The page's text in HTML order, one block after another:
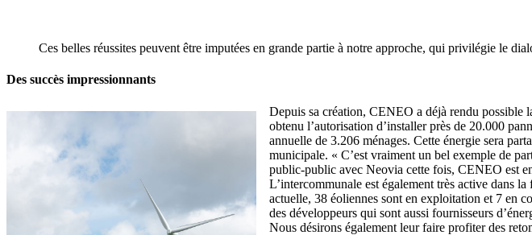
Ces belles réussites peuvent être imputées en grande partie à notre approche, qui privilégie le
Des succès impressionnants
Depuis sa création, CENEO a déjà rendu possible
obtenu l’autorisation d’installer près de 20.000
annuelle de 3.206 ménages. Cette énergie sera
municipale. « C’est vraiment un bel exemple de
public-public avec Neovia cette fois, CENEO est
L’intercommunale est également très active dans
actuelle, 38 éoliennes sont en exploitation et 7 en
des développeurs qui sont aussi fournisseurs
Nous désirons également leur faire profiter des